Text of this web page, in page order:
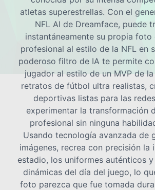
Blog
Precios
atletas superestrellas. Con el
NFL AI de Dreamface, puede
instantáneamente su propia foto
profesional al estilo de la NFL en
poderoso filtro de IA te permite
jugador al estilo de un MVP de
retratos de fútbol ultra realistas,
deportivas listas para las
experimentar la transformación
profesional sin ninguna
Usando tecnología avanzada de
imágenes, recrea con precisión la
estadio, los uniformes auténticos
dinámicas del día del juego, lo
foto parezca que fue tomada